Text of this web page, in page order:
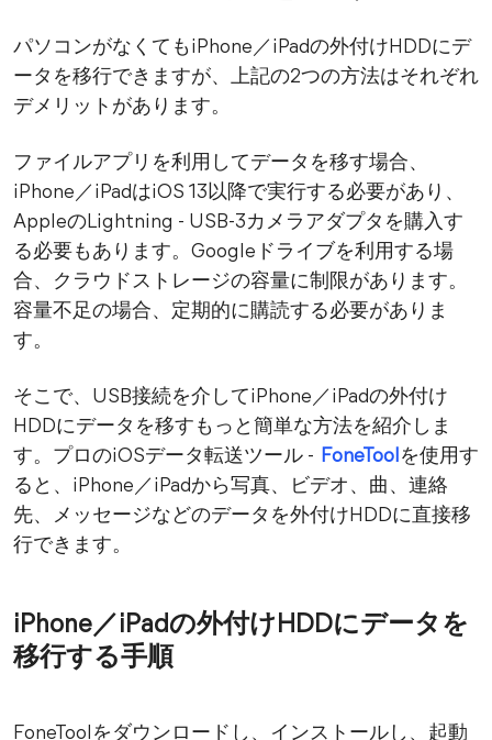
パソコンがなくてもiPhone／iPadの外付けHDDにデ
ータを移行できますが、上記の2つの方法はそれぞれ
デメリットがあります。
ファイルアプリを利用してデータを移す場合、
iPhone／iPadはiOS 13以降で実行する必要があり、
AppleのLightning - USB-3カメラアダプタを購入す
る必要もあります。Googleドライブを利用する場
合、クラウドストレージの容量に制限があります。
容量不足の場合、定期的に購読する必要がありま
す。
そこで、USB接続を介してiPhone／iPadの外付け
HDDにデータを移すもっと簡単な方法を紹介しま
す。プロのiOSデータ転送ツール - FoneToolを使用す
ると、iPhone／iPadから写真、ビデオ、曲、連絡
先、メッセージなどのデータを外付けHDDに直接移
行できます。
iPhone／iPadの外付けHDDにデータを
移行する手順
FoneToolをダウンロードし、インストールし、起動